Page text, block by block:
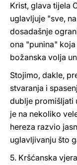
Krist, glava tijela
uglavljuje "sve,
dosadašnje
ona "punina"
božanska volja
Stojimo, dakle,
stvaranja i
dublje promišljati
je na nekoliko
hereza razvio
uglavljivanju što
5. Kršćanska